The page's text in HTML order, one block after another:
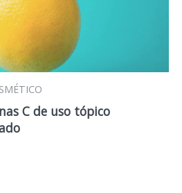
C de uso tópico